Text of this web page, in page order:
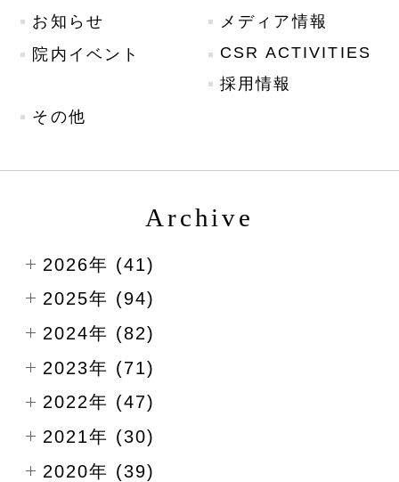
お知らせ
メディア情報
院内イベント
CSR ACTIVITIES
採用情報
その他
Archive
2026年 (41)
2025年 (94)
2024年 (82)
2023年 (71)
2022年 (47)
2021年 (30)
2020年 (39)